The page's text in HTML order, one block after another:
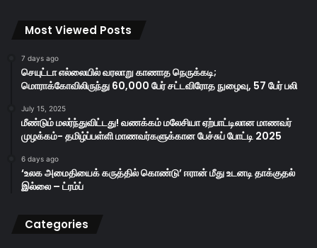
Most Viewed Posts
7 days ago
செயுட்டா எல்லையில் வரலாறு காணாத நெருக்கடி;
மொராக்கோவிலிருந்து 60,000 பேர் சட்டவிரோத நுழைவு, 57 பேர் பலி
July 15, 2025
மீண்டும் மலர்ந்துவிட்டது! வணக்கம் மலேசியா ஏற்பாட்டிலான மாணவர்
முழக்கம்- தமிழ்ப்பள்ளி மாணவர்களுக்கான பேச்சுப் போட்டி 2025
6 days ago
‘உலக அமைதியைக் கருத்தில் கொண்டு’ ஈரான் மீது உடனடி தாக்குதல்
இல்லை – ட்ரம்ப்
Categories